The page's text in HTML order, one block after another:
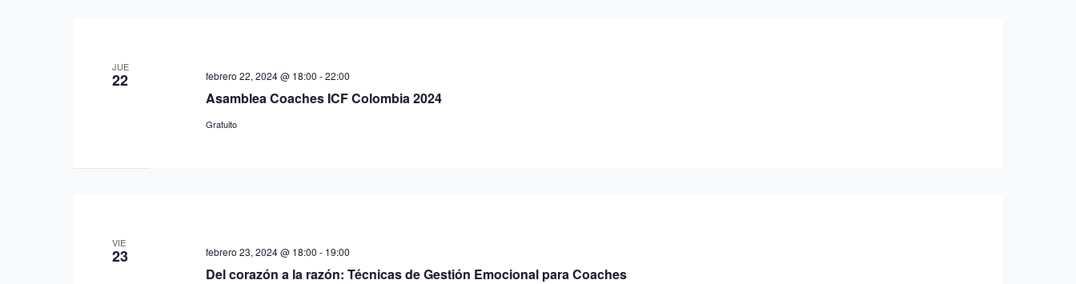
JUE
22
Asamblea Coaches ICF Colombia 2024
febrero 22, 2024 @ 18:00 -22:00
Gratuito
VIE
23
Del corazón a la razón: Técnicas de Gestión Emocional para Coaches
febrero 23, 2024 @ 18:00 - 19:00